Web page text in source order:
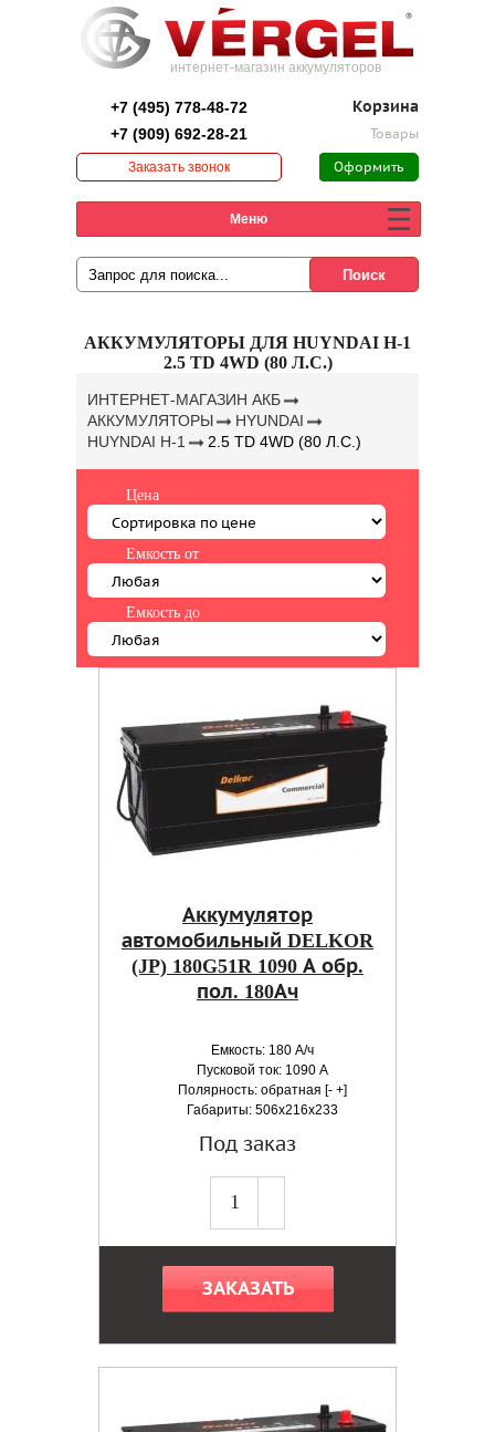
интернет-магазин аккумуляторов
+7 (495) 778-48-72
+7 (909) 692-28-21
Заказать звонок
Корзина
Товары
Оформить
Меню
АККУМУЛЯТОРЫ ДЛЯ HUYNDAI H-1
2.5 TD 4WD (80 Л.С.)
ИНТЕРНЕТ-МАГАЗИН АКБ
АККУМУЛЯТОРЫ
HYUNDAI
HUYNDAI H-1
2.5 TD 4WD (80 Л.С.)
Цена
Емкость от
Емкость до
Аккумулятор
автомобильный DELKOR
(JP) 180G51R 1090 А обр.
пол. 180Ач
Емкость: 180 А/ч
Пусковой ток: 1090 А
Полярность: обратная [- +]
Габариты: 506x216x233
Под заказ
ЗАКАЗАТЬ